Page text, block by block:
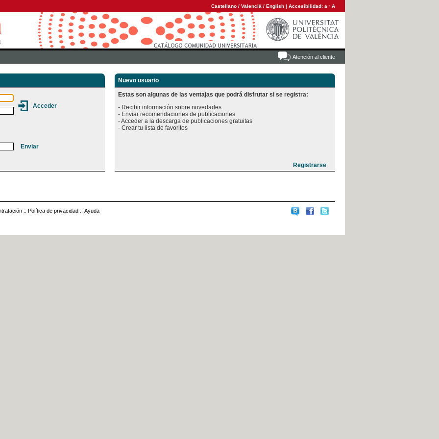
Castellano / Valencià / English | Accesibilidad: a · A
Atención al cliente
Nuevo usuario
Estas son algunas de las ventajas que podrá disfrutar si se registra:
- Recibir información sobre novedades
- Enviar recomendaciones de publicaciones
- Acceder a la descarga de publicaciones gratuitas
:: Política de privacidad :: Ayuda